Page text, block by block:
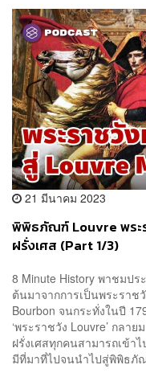
21 มีนาคม 2023
พิพิธภัณฑ์ Louvre พระ
ฝรั่งเศส (Part 1/3)
8 Minute History พาชมป
ต้นมาจากการเป็นพระราช
Bourbon จนกระทั่งในปี
‘พระราชวัง Louvre’ กล
ฝรั่งเศสทุกคนสามารถเข้า
มีที่มาที่ไปจนนำไปสู่พิพิธภั